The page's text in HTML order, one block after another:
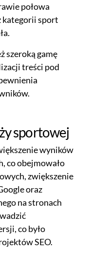
połowa
kategorii sport
szeroką gamę
treści pod
sportowej
wyników
co obejmowało
zwiększenie
oraz
na stronach
co było
SEO.